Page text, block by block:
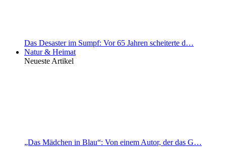
Das Desaster im Sumpf: Vor 65 Jahren scheiterte d…
Natur & Heimat
Neueste Artikel
„Das Mädchen in Blau“: Von einem Autor, der das G…